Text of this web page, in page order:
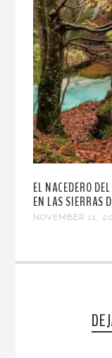
EL NACEDERO
EN LAS SIERRAS
NOVEMBER 11,